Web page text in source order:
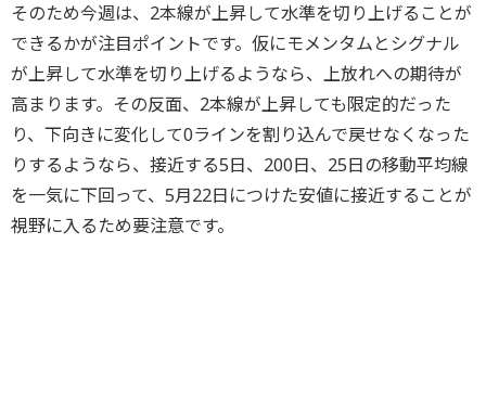
そのため今週は、2本線が上昇して水準を切り上げることが
できるかが注目ポイントです。仮にモメンタムとシグナル
が上昇して水準を切り上げるようなら、上放れへの期待が
高まります。その反面、2本線が上昇しても限定的だった
り、下向きに変化して0ラインを割り込んで戻せなくなった
りするようなら、接近する5日、200日、25日の移動平均線
を一気に下回って、5月22日につけた安値に接近することが
視野に入るため要注意です。